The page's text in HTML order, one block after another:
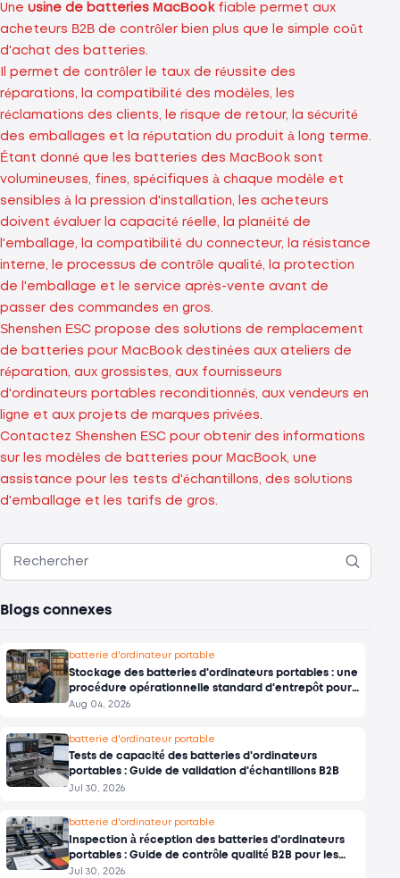
Une usine de batteries MacBookfiable permet aux
acheteurs B2B de contrôler bien plus que le simple coût
d'achat des batteries.
Il permet de contrôler le taux de réussite des
réparations, la compatibilité des modèles, les
réclamations des clients, le risque de retour, la sécurité
des emballages et la réputation du produit à long terme.
Étant donné que les batteries des MacBook sont
volumineuses, fines, spécifiques à chaque modèle et
sensibles à la pression d'installation, les acheteurs
doivent évaluer la capacité réelle, la planéité de
l'emballage, la compatibilité du connecteur, la résistance
interne, le processus de contrôle qualité, la protection
de l'emballage et le service après-vente avant de
passer des commandes en gros.
Shenshen ESC propose des solutions de remplacement
de batteries pour MacBook destinées aux ateliers de
réparation, aux grossistes, aux fournisseurs
d'ordinateurs portables reconditionnés, aux vendeurs en
ligne et aux projets de marques privées.
Contactez Shenshen ESC pour obtenir des informations
sur les modèles de batteries pour MacBook, une
assistance pour les tests d'échantillons, des solutions
d'emballage et les tarifs de gros.
Blogs connexes
batterie d'ordinateur portable
Stockage des batteries d'ordinateurs portables : une
procédure opérationnelle standard d'entrepôt pour
les stocks B2B
Aug 04, 2026
batterie d'ordinateur portable
Tests de capacité des batteries d'ordinateurs
portables : Guide de validation d'échantillons B2B
Jul 30, 2026
batterie d'ordinateur portable
Inspection à réception des batteries d'ordinateurs
portables : Guide de contrôle qualité B2B pour les
acheteurs en gros
Jul 30, 2026